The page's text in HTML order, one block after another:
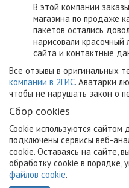
В этой компании
магазина по продаже
пакетов остались
нарисовали красочный
сайта и контактные
Все отзывы в оригинальных
компании в 2ГИС. Аватарки
чтобы не нарушать закон о
Сбор cookies
Cookie используются сайтом
подключены сервисы веб-
cookie. Оставаясь на сайте,
обработку cookie в порядке,
файлов cookie.